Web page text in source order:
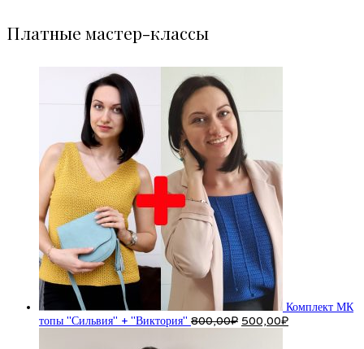
Платные мастер-классы
Комплект МК
топы "Сильвия" + "Виктория" 800,00₽ Первоначальная
500,00₽Текущая